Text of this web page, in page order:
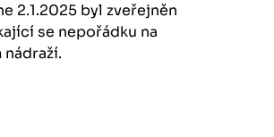
2.1.2025 byl zveřejněn
se nepořádku na